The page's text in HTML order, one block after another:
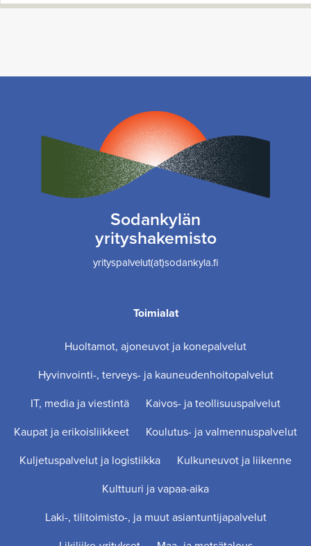
Sodankylän
yrityshakemisto
yrityspalvelut(at)sodankyla.fi
Toimialat
Huoltamot, ajoneuvot ja konepalvelut
Hyvinvointi-, terveys- ja kauneudenhoitopalvelut
IT, media ja viestintä
Kaivos- ja teollisuuspalvelut
Kaupat ja erikoisliikkeet
Koulutus- ja valmennuspalvelut
Kuljetuspalvelut ja logistiikka
Kulkuneuvot ja liikenne
Kulttuuri ja vapaa-aika
Laki-, tilitoimisto-, ja muut asiantuntijapalvelut